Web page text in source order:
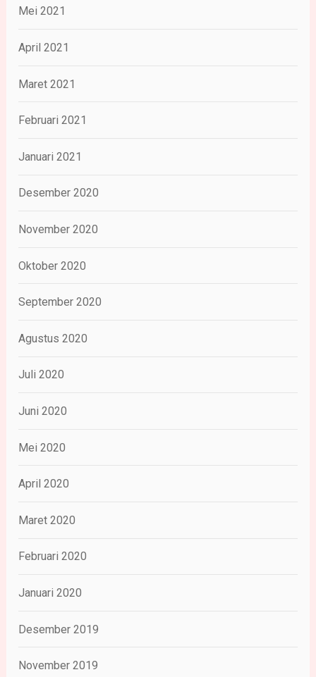
Mei 2021
April 2021
Maret 2021
Februari 2021
Januari 2021
Desember 2020
November 2020
Oktober 2020
September 2020
Agustus 2020
Juli 2020
Juni 2020
Mei 2020
April 2020
Maret 2020
Februari 2020
Januari 2020
Desember 2019
November 2019